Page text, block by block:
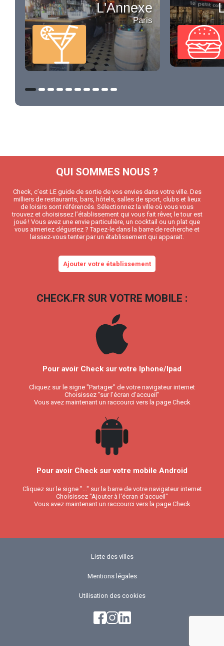
L'Annexe
Paris
QUI SOMMES NOUS ?
Check, c’est LE guide de sortie de vos envies dans votre ville. Des
milliers de restaurants, bars, hôtels, salles de sport, clubs et lieux
de loisirs sont référencés. Sélectionnez la ville où vous vous
trouvez et choisissez l’établissement qui vous fait rêver, le tour est
joué ! Vous avez une envie particulière, un cocktail ou un plat que
vous aimeriez dégustez ? Tapez-le dans la barre de recherche et
laissez-vous tenter par un établissement qui apparait.
Ajouter votre établissement
CHECK.FR SUR VOTRE MOBILE :
Pour avoir Check sur votre Iphone/Ipad
Cliquez sur le signe "Partager" de votre navigateur internet
Choisissez "sur l'écran d'accueil"
Vous avez maintenant un raccourci vers la page Check
Pour avoir Check sur votre mobile Android
Cliquez sur le signe "..." sur la barre de votre navigateur internet
Choisissez "Ajouter à l'écran d'accueil"
Vous avez maintenant un raccourci vers la page Check
Liste des villes
Mentions légales
Utilisation des cookies